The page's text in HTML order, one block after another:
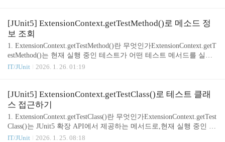
장 공간이며, 이를 활용하면 다음을 구현할 수 있다.테스트 실행 전
후에 데이터를 공유타이머, 카운터 등 실행 중 누적 데이터 유지확장
간 공통 데이터 공유클래스 단위, 메서드 단위로 자동 정리되는 임시
데이터 저장JUnit5 확장에서 가장 유용한 기능 중 하나다. 2. 기본 사
용 예제 – 데이..
[JUnit5] ExtensionContext.getTestMethod()로 메소드 정
보 조회
1. ExtensionContext.getTestMethod()란 무엇인가ExtensionContext.getT
estMethod()는 현재 실행 중인 테스트가 어떤 테스트 메서드를 실행
하고 있는지를 Optional 형태로 제공하는 JUnit5 확장 API이다.확장
서드 시그니처 기반 조건 처리실행 중인 테스트 메서드에 맞춰 동적
설정 적용확장을 활용하는 테스트 자동화 환경에서는 매우 빈번하
게 사용되는 메타데이터 API다. 2. 기본 사용 예제import org.junit.jup
iter.api.extension.BeforeEachCallback;import org.junit.jupit..
IT/JUnit 2026. 1. 26. 01:19
[JUnit5] ExtensionContext.getTestClass()로 테스트 클래
스 접근하기
1. ExtensionContext.getTestClass()란 무엇인가ExtensionContext.getTest
Class()는 JUnit5 확장 API에서 제공하는 메서드로,현재 실행 중인 테
스트가 속한 테스트 클래스 정보를 Optional> 형태로 반환한다.확장
IT/JUnit 2026. 1. 25. 08:18